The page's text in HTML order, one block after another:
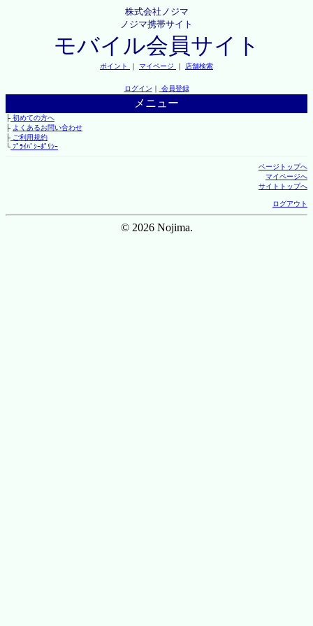
株式会社ノジマ
ノジマ携帯サイト
モバイル会員サイト
ポイント ｜ マイページ ｜ 店舗検索
ログイン ｜ 会員登録
メニュー
├初めての方へ
├ よくあるお問い合わせ
├ご利用規約
└ﾌﾟﾗｲﾊﾞｼｰﾎﾟﾘｼｰ
ページトップへ
マイページへ
サイトトップへ
ログアウト
© 2026 Nojima.